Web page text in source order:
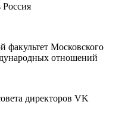
Россия
факультет Московского
отношений
директоров VK